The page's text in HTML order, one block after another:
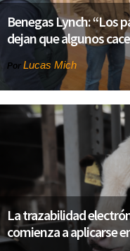
Benegas Lynch: “Los
dejan que algunos
Por Lucas Mich
La trazabilidad
comienza a aplicarse